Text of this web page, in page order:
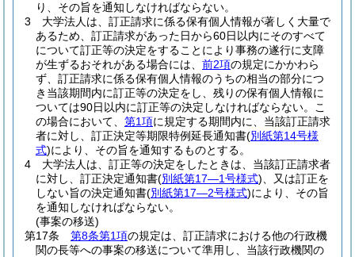
り、その旨を通知しなければならない。
3
大学法人は、訂正請求に係る保有個人情報が著しく大量で
あるため、訂正請求があった日から60日以内にそのすべて
について訂正等の決定をすることにより事務の遂行に支障
が生ずるおそれがある場合には、 前2項の規定にかかわら
ず、訂正請求に係る保有個人情報のうちの相当の部分につ
き当該期間内に訂正等の決定をし、残りの保有個人情報に
ついては90日以内に訂正等の決定しなければならない。
こ
の場合において、 第1項に規定する期間内に、当該訂正請求
者に対し、訂正決定等期限特例延長通知書(別紙第14号様
式)により、その旨を通知するものとする。
4
大学法人は、訂正等の決定をしたときは、当該訂正請求者
に対し、訂正決定通知書(別紙第17―1号様式) 、又は訂正を
しない旨の決定通知書(別紙第17―2号様式)により、その旨
を通知しなければならない。
(事案の移送)
第17条
第8条第1項の規定は、訂正請求における他の行政機
関の長等への事案の移送について準用し、当該行政機関の